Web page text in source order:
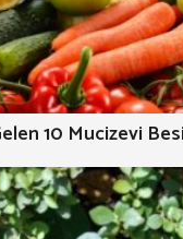
10 Mucizevi